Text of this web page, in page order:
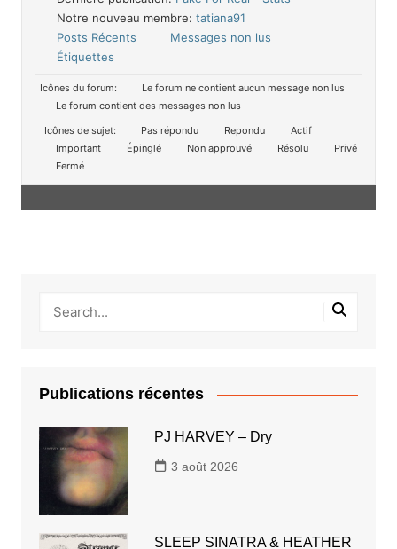
Notre nouveau membre: tatiana91
Posts Récents
Messages non lus
Étiquettes
Icônes du forum:
Le forum ne contient aucun message non lus
Le forum contient des messages non lus
Icônes de sujet:
Pas répondu Repondu
Actif
Important
Épinglé Non approuvé Résolu
Privé
Fermé
Publications récentes
PJ HARVEY – Dry
3 août 2026
SLEEP SINATRA & HEATHER